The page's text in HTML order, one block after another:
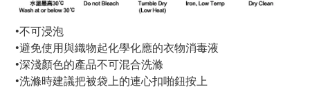
•不可浸泡
•避免使用與織物起化學化應的衣物消毒液
•深淺顏色的產品不可混合洗滌
•洗滌時建議把被袋上的連心扣啪鈕按上